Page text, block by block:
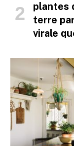
plantes
terre
virale